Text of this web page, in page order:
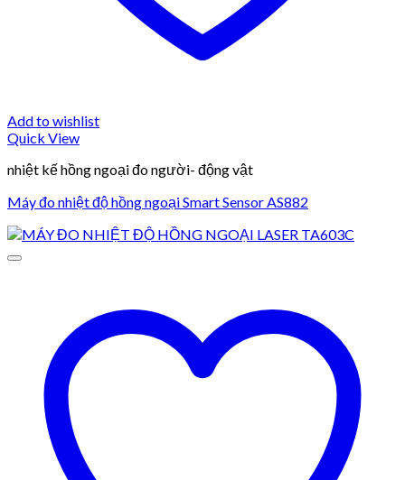
Add to wishlist
Quick View
nhiệt kế hồng ngoại đo người- động vật
Máy đo nhiệt độ hồng ngoại Smart Sensor AS882